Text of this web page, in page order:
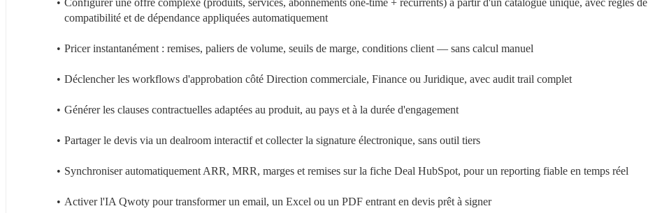
compatibilité et de dépendance appliquées automatiquement
Pricer instantanément : remises, paliers de volume, seuils de marge, conditions client — sans calcul manuel
Déclencher les workflows d'approbation côté Direction commerciale, Finance ou Juridique, avec audit trail complet
Générer les clauses contractuelles adaptées au produit, au pays et à la durée d'engagement
Partager le devis via un dealroom interactif et collecter la signature électronique, sans outil tiers
Synchroniser automatiquement ARR, MRR, marges et remises sur la fiche Deal HubSpot, pour un reporting fiable en temps réel
Activer l'IA Qwoty pour transformer un email, un Excel ou un PDF entrant en devis prêt à signer